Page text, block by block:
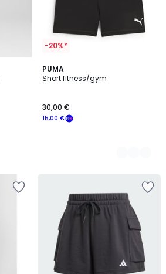
-20%*
PUMA
Short fitness/gym
15,00 €
30,00 €
2
Couleurs